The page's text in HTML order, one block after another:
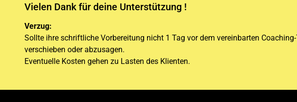
Vielen Dank für deine Unterstützung !
Verzug:
Sollte ihre schriftliche Vorbereitung nicht 1 Tag vor dem vereinbarten
verschieben oder abzusagen.
Eventuelle Kosten gehen zu Lasten des Klienten.